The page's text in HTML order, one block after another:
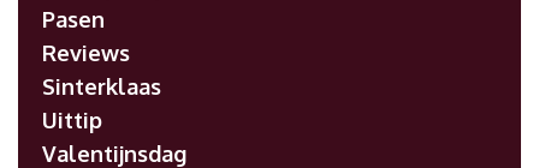
Pasen
Reviews
Sinterklaas
Uittip
Valentijnsdag